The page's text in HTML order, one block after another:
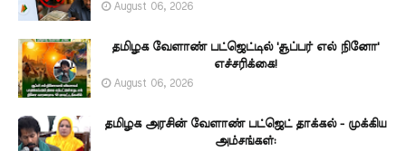
August 06, 2026
தமிழக வேளாண் பட்ஜெட்டில் 'சூப்பர் எல் நினோ'
எச்சரிக்கை!
August 06, 2026
தமிழக அரசின் வேளாண் பட்ஜெட் தாக்கல் - முக்கிய
அம்சங்கள்: